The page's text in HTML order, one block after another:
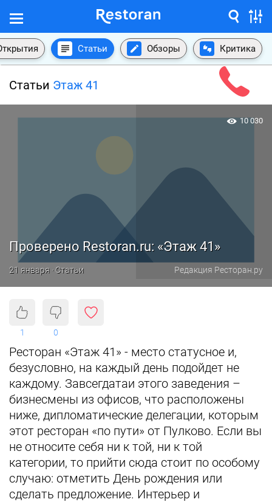
Статьи Обзоры Критика
Статьи Этаж 41
Проверено Restoran.ru: «Этаж 41»
21 января · Статьи Редакция Ресторан.ру
10 030
1 0
Ресторан «Этаж 41» - место статусное и,
безусловно, на каждый день подойдет не
каждому. Завсегдатаи этого заведения –
бизнесмены из офисов, что расположены
ниже, дипломатические делегации, которым
этот ресторан «по пути» от Пулково. Если вы
не относите себя ни к той, ни к той
категории, то прийти сюда стоит по особому
случаю: отметить День рождения или
сделать предложение. Интерьер и